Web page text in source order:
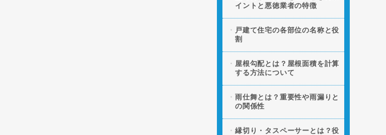
イントと悪徳業者の特徴
戸建て住宅の各部位の名称と役
割
屋根勾配とは？屋根面積を計算
する方法について
雨仕舞とは？重要性や雨漏りと
の関係性
縁切り・タスペーサーとは？役